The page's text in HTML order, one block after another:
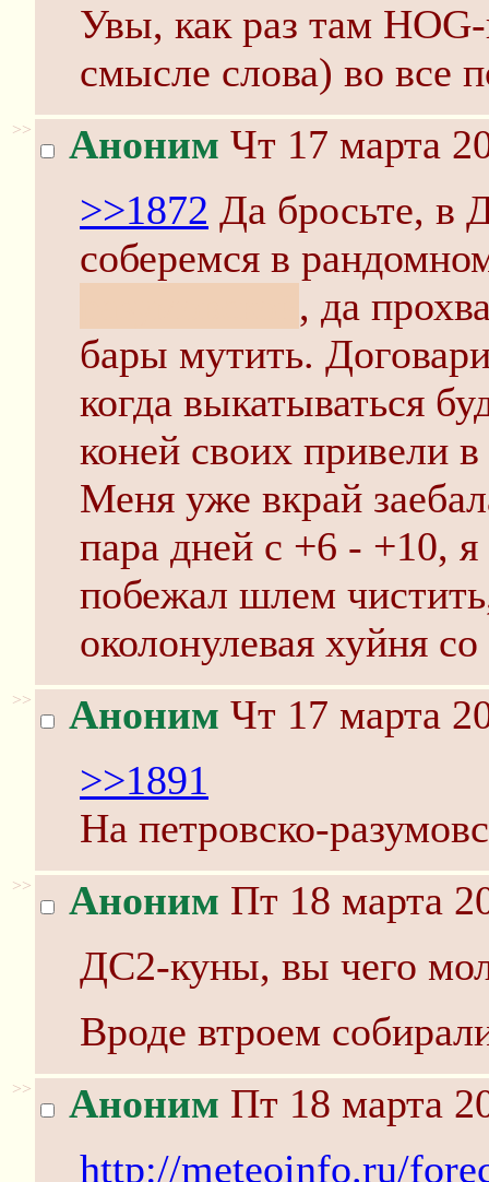
Увы, как раз там
смысле слова) во все
>> Аноним Чт 17 марта
>>1872 Да бросьте, в
соберемся в
, да
бары мутить.
когда выкатываться
коней своих привели
Меня уже вкрай
пара дней с +6 - +10,
побежал шлем
околонулевая хуйня
>> Аноним Чт 17 марта
>>1891
На петровско-
>> Аноним Пт 18 марта
ДС2-куны, вы чего
Вроде втроем
>> Аноним Пт 18 марта
http://meteoinfo.ru/